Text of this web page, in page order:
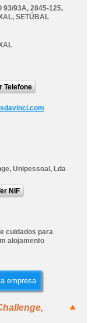
93/93A, 2845-125,
, SETÚBAL
Telefone
Unipessoal, Lda
NIF
cuidados para
alojamento
empresa